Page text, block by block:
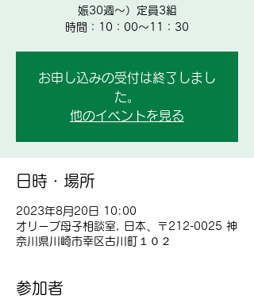
娠30週～）定員3組
時間：10：00～11：30
お申し込みの受付は終了しまし
た。
他のイベントを見る
日時・場所
2023年8月20日 10:00
オリーブ母子相談室, 日本、〒212-0025 神
奈川県川崎市幸区古川町１０２
参加者